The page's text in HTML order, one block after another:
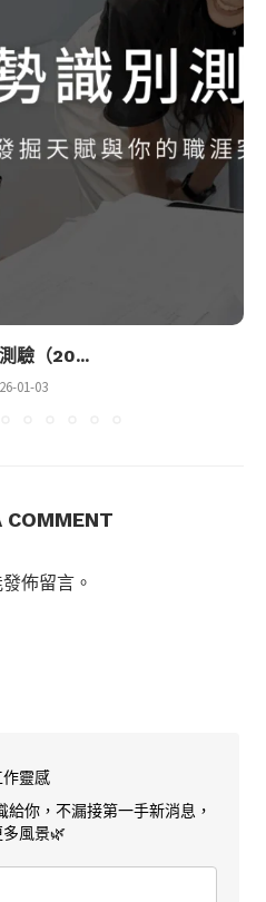
驗（20...
01-03
COMMENT
佈留言。
靈感
你，不漏接第一手新消息，
風景🌿